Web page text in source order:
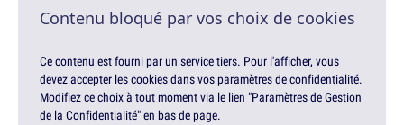
Contenu bloqué par vos choix de cookies
Ce contenu est fourni par un service tiers. Pour l'afficher, vous
devez accepter les cookies dans vos paramètres de confidentialité.
Modifiez ce choix à tout moment via le lien "Paramètres de Gestion
de la Confidentialité" en bas de page.